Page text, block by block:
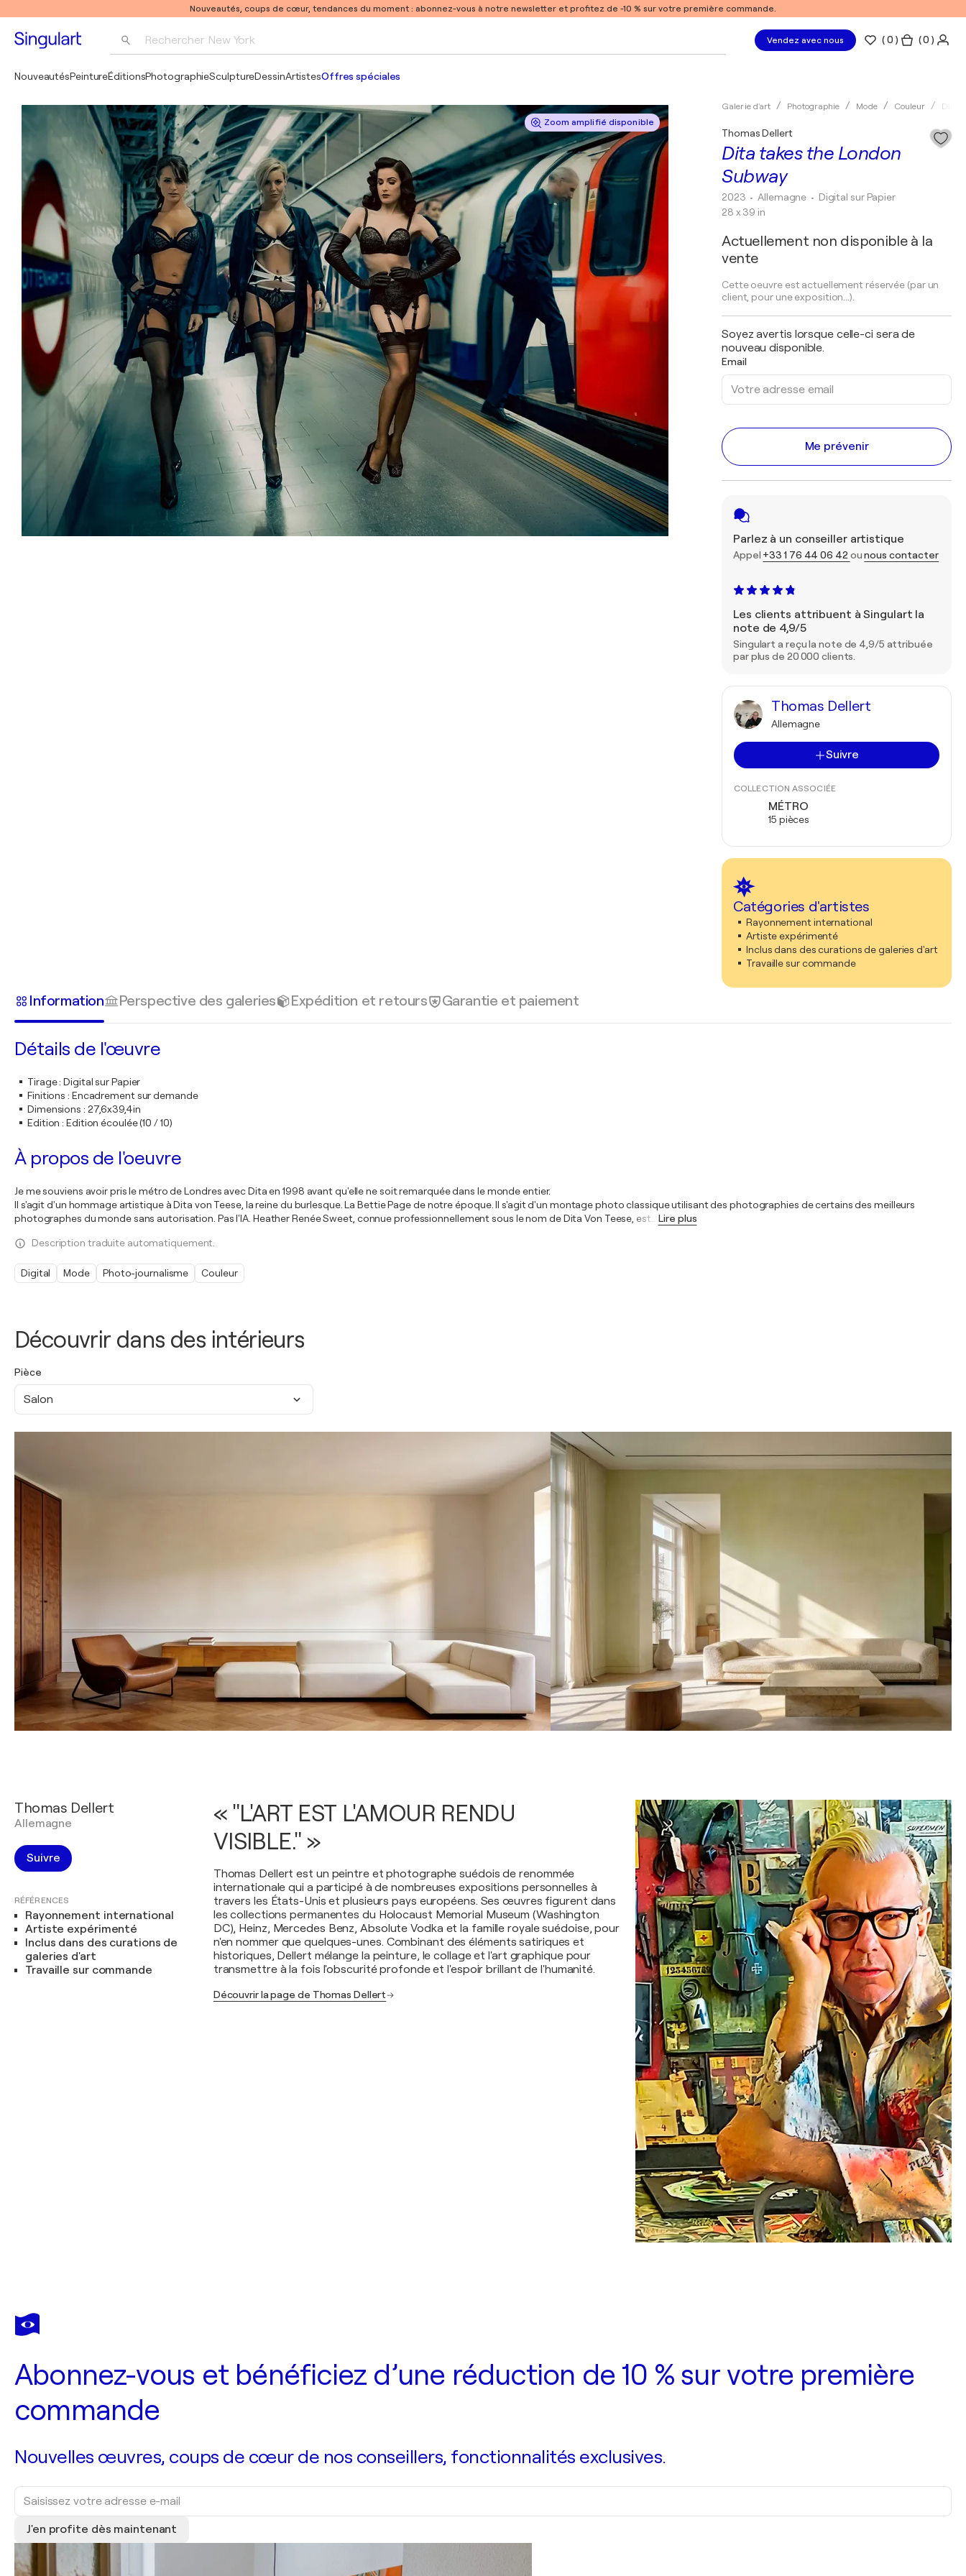
Nouveautés, coups de cœur, tendances du moment : abonnez-vous à notre newsletter et profitez de -10 % sur votre première commande.
Rechercher New York
Pablo Picasso
Vendez avec nous (0 ) ( 0 )
NouveautésPeintureÉditionsPhotographieSculptureDessinArtistesOffres spéciales
Zoom amplifié disponible
Galerie d'art Photographie Mode Couleur
Dita takes the London
Subway
Thomas Dellert
2023 • Allemagne • Digital sur Papier
28 x 39 in
Actuellement non disponible à la
vente
Cette oeuvre est actuellement réservée (par un
client, pour une exposition...).
Soyez avertis lorsque celle-ci sera de
nouveau disponible.
Email
Me prévenir
Parlez à un conseiller artistique
Appel +33 1 76 44 06 42 ounous contacter
Les clients attribuent à Singulart la
note de 4,9/5
Singulart a reçu la note de 4,9/5 attribuée
par plus de 20 000 clients.
Thomas Dellert
Allemagne
Suivre
COLLECTION ASSOCIÉE
MÉTRO
15 pièces
Catégories d'artistes
Rayonnement international
Artiste expérimenté
Inclus dans des curations de galeries d'art
Travaille sur commande
Découvrir dans des intérieurs
Pièce
Salon
Information Perspective des galeries Expédition et retours Garantie et paiement
Détails de l'œuvre
Tirage:Digital sur Papier
Finitions : Encadrement sur demande
Dimensions : 27,6x39,4in
Edition :Edition écoulée (10 / 10)
À propos de l'oeuvre
Je me souviens avoir pris le métro de Londres avec Dita en 1998 avant qu'elle ne soit remarquée dans le monde entier.
Il s'agit d'un hommage artistique à Dita von Teese, la reine du burlesque. La Bettie Page de notre époque. Il s'agit d'un montage photo classique utilisant des photographies de certains des meilleurs
photographes du monde sans autorisation. Pas l'IA. Heather Renée Sweet, connue professionnellement sous le nom de Dita Von Teese, est
Lire plus
Description traduite automatiquement.
Digital Mode Photo-journalisme Couleur
Thomas Dellert
Allemagne
Suivre
RÉFÉRENCES
Rayonnement international
Artiste expérimenté
Inclus dans des curations de
galeries d'art
Travaille sur commande
« "L'ART EST L'AMOUR RENDU
VISIBLE." »
Thomas Dellert est un peintre et photographe suédois de renommée
internationale qui a participé à de nombreuses expositions personnelles à
travers les États-Unis et plusieurs pays européens. Ses œuvres figurent dans
les collections permanentes du Holocaust Memorial Museum (Washington
DC), Heinz, Mercedes Benz, Absolute Vodka et la famille royale suédoise, pour
n'en nommer que quelques-unes. Combinant des éléments satiriques et
historiques, Dellert mélange la peinture, le collage et l'art graphique pour
transmettre à la fois l'obscurité profonde et l'espoir brillant de l'humanité.
Découvrir la page de Thomas Dellert
Abonnez-vous et bénéficiez d’une réduction de 10 % sur votre première
commande
Nouvelles œuvres, coups de cœur de nos conseillers, fonctionnalités exclusives.
J'en profite dès maintenant